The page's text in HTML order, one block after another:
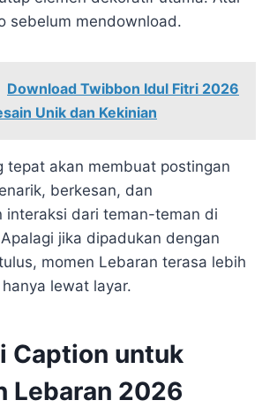
sebelum mendownload.
Download Twibbon Idul Fitri 2026
Unik dan Kekinian
tepat akan membuat postingan
berkesan, dan
interaksi dari teman-teman di
jika dipadukan dengan
momen Lebaran terasa lebih
lewat layar.
Caption untuk
Lebaran 2026